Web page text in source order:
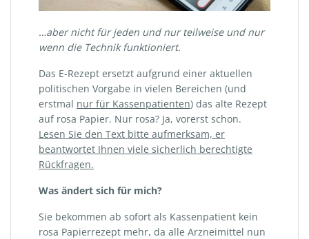
…aber nicht für jeden und nur teilweise und nur
wenn die Technik funktioniert.
Das E-Rezept ersetzt aufgrund einer aktuellen
politischen Vorgabe in vielen Bereichen (und
erstmal nur für Kassenpatienten) das alte Rezept
auf rosa Papier. Nur rosa? Ja, vorerst schon.
Lesen Sie den Text bitte aufmerksam, er
beantwortet Ihnen viele sicherlich berechtigte
Rückfragen.
Was ändert sich für mich?
Sie bekommen ab sofort als Kassenpatient kein
rosa Papierrezept mehr, da alle Arzneimittel nun